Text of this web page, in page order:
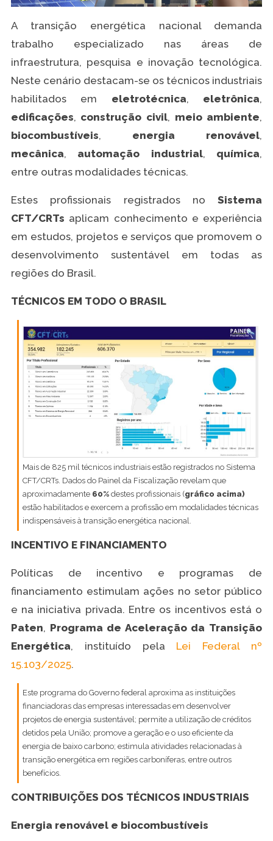
A transição energética nacional demanda
trabalho especializado nas áreas de
infraestrutura, pesquisa e inovação tecnológica.
Neste cenário destacam-se os técnicos industriais
habilitados em eletrotécnica, eletrônica,
edificações, construção civil, meio ambiente,
biocombustíveis, energia renovável,
mecânica, automação industrial, química,
entre outras modalidades técnicas.
Estes profissionais registrados noSistema
CFT/CRTs aplicam conhecimento e experiência
em estudos, projetos e serviços que promovem o
desenvolvimento sustentável em todas as
regiões do Brasil.
TÉCNICOS EM TODO O BRASIL
Mais de 825 mil técnicos industriais estão registrados no Sistema
CFT/CRTs. Dados do Painel da Fiscalização revelam que
aproximadamente 60%destes profissionais (gráfico acima)
estão habilitados e exercem a profissão em modalidades técnicas
indispensáveis à transição energética nacional.
INCENTIVO E FINANCIAMENTO
Políticas de incentivo e programas de
financiamento estimulam ações no setor público
e na iniciativa privada. Entre os incentivos está o
Paten, Programa de Aceleração da Transição
Energética, instituído pela Lei Federal nº
15.103/2025.
Este programa do Governo federal aproxima as instituições
financiadoras das empresas interessadas em desenvolver
projetos de energia sustentável; permite a utilização de créditos
detidos pela União; promove a geração e o uso eficiente da
energia de baixo carbono; estimula atividades relacionadas à
transição energética em regiões carboníferas, entre outros
benefícios.
CONTRIBUIÇÕES DOS TÉCNICOS INDUSTRIAIS
Energia renovável e biocombustíveis